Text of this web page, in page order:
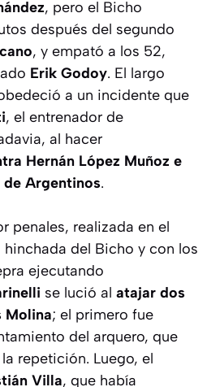
, pero el Bicho
después del segundo
, y empató a los 52,
Erik Godoy. El largo
a un incidente que
, el entrenador de
al hacer
Hernán López Muñoz e
Argentinos.
penales, realizada en el
del Bicho y con los
ejecutando
se lució al atajar dos
Molina; el primero fue
del arquero, que
repetición. Luego, el
Villa, que había